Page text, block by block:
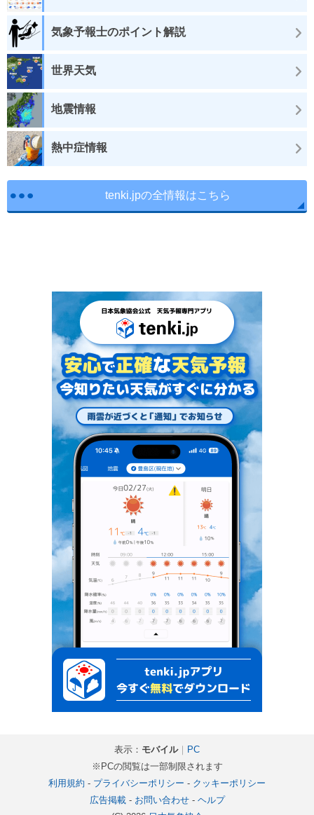
気象予報士のポイント解説
世界天気
地震情報
熱中症情報
tenki.jpの全情報はこちら
表示： モバイル｜ PC
※PCの閲覧は一部制限されます
利用規約 - プライバシーポリシー - クッキーポリシー
広告掲載- お問い合わせ- ヘルプ